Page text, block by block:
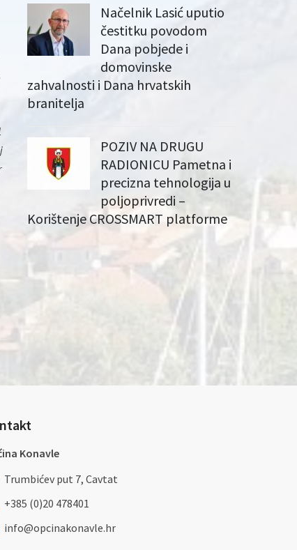
Načelnik Lasić uputio
čestitku povodom
Dana pobjede i
domovinske
zahvalnosti i Dana hrvatskih
branitelja
POZIV NA DRUGU
RADIONICU Pametna i
precizna tehnologija u
poljoprivredi –
Korištenje CROSSMART platforme
Konavle
Trumbićev put 7, Cavtat
+385 (0)20 478401
info@opcinakonavle.hr